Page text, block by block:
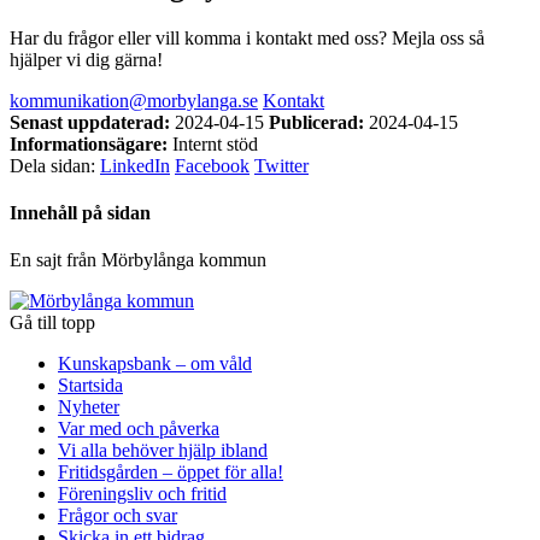
Har du frågor eller vill komma i kontakt med oss? Mejla oss så
hjälper vi dig gärna!
kommunikation@morbylanga.se Kontakt
Senast uppdaterad: 2024-04-15 Publicerad: 2024-04-15
Informationsägare: Internt stöd
Dela sidan: LinkedIn Facebook Twitter
Innehåll på sidan
En sajt från Mörbylånga kommun
Gå till topp
Kunskapsbank – om våld
Startsida
Nyheter
Var med och påverka
Vi alla behöver hjälp ibland
Fritidsgården – öppet för alla!
Föreningsliv och fritid
Frågor och svar